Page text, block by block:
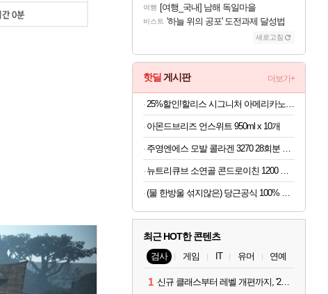
여행 [여행_국내] 남해 독일마을
비스트 '하늘 위의 공포' 도전과제 달성법
새로고침
핫딜 게시판 더보기+
아몬드브리즈 언스위트 950ml x 10개
(물 한방울 섞지않은) 당근공식 100% 착즙 국내산 당근주스 x 30개
최근 HOT한 콘텐츠
검사 게임 IT 유머 연예
1 신규 클래스부터 레벨 개편까지, '2026 검은사막 하이델 연회' 총정리